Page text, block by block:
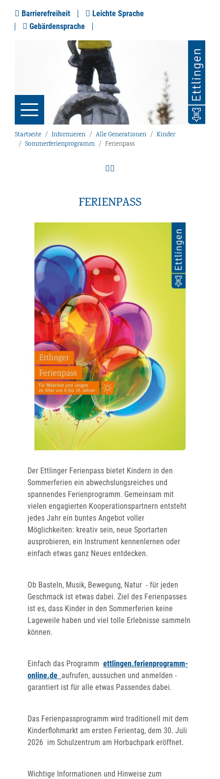
Barrierefreiheit
Leichte Sprache
Gebärdensprache
Startseite Informieren Alle Generationen
Kinder
Sommerferienprogramm
Ferienpass
FERIENPASS
Der Ettlinger Ferienpass bietet Kindern in den
Sommerferien ein abwechslungsreiches und
spannendes Ferienprogramm. Gemeinsam mit
vielen engagierten Kooperationspartnern entsteht
jedes Jahr ein buntes Angebot voller
Möglichkeiten: kreativ sein, neue Sportarten
ausprobieren, ein Instrument kennenlernen oder
einfach etwas ganz Neues entdecken.
Ob Basteln, Musik, Bewegung, Natur - für jeden
Geschmack ist etwas dabei. Ziel des Ferienpasses
ist es, dass Kinder in den Sommerferien keine
Lageweile haben und viel tolle Erlebnisse sammeln
können.
Einfach das Programm ettlingen.ferienprogramm-
online.de aufrufen, aussuchen und anmelden -
garantiert ist für alle etwas Passendes dabei.
Das Ferienpassprogramm wird traditionell mit dem
Kinderflohmarkt am ersten Ferientag, dem 30. Juli
2026 im Schulzentrum am Horbachpark eröffnet.
Wichtige Informationen und Hinweise zum